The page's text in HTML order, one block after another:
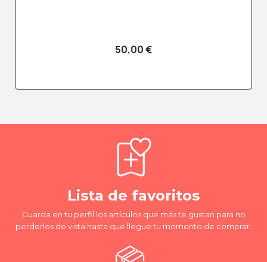
50,00 €
Lista de favoritos
Guarda en tu perfil los artículos que más te gustan para no
perderlos de vista hasta que llegue tu momento de comprar.